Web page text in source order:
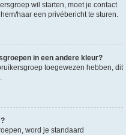
wil starten, moet je contact
haar een privébericht te sturen.
in een andere kleur?
toegewezen hebben, dit
word je standaard